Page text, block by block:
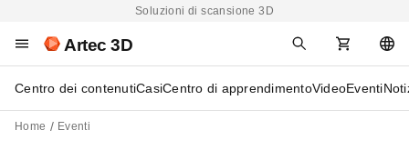
Soluzioni di scansione 3D
Artec 3D
Centro dei contenutiCasiCentro di apprendimentoVideoEventi
Home Eventi